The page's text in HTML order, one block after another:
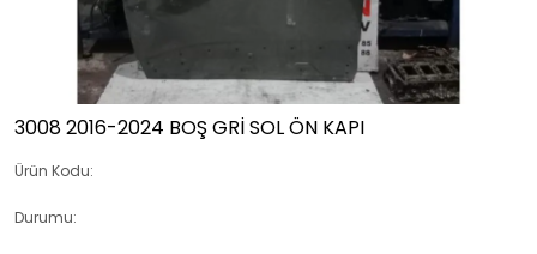
3008 2016-2024 BOŞ GRİ SOL ÖN KAPI
Ürün Kodu:
Durumu: